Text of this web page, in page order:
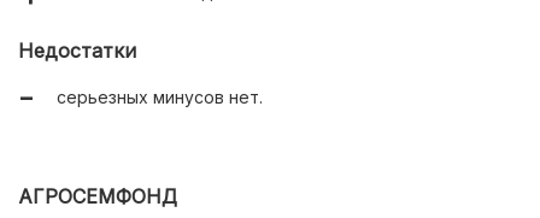
Недостатки
серьезных минусов нет.
АГРОСЕМФОНД